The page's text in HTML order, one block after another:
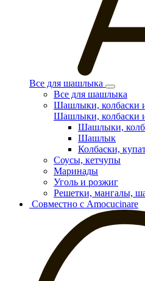
Все для шашлыка
Все для шашлыка
Шашлыки, колбаски
Шашлыки, колбаски
Шашлыки,
Шашлык
Колбаски,
Соусы, кетчупы
Маринады
Уголь и розжиг
Решетки, мангалы,
Совместно с Amocucinare